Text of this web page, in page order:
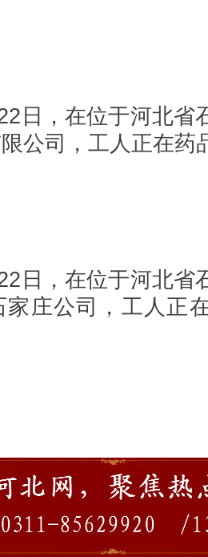
，在位于河北省
公司，工人正在药
，在位于河北省
家庄公司，工人正